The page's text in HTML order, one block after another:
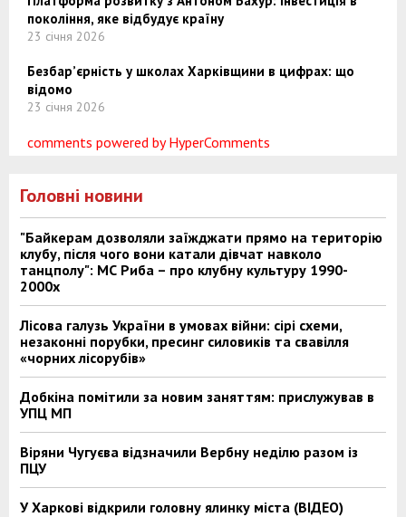
покоління, яке відбудує країну
23 січня 2026
Безбар’єрність у школах Харківщини в цифрах: що
відомо
23 січня 2026
comments powered by HyperComments
Головні новини
"Байкерам дозволяли заїжджати прямо на територію
клубу, після чого вони катали дівчат навколо
танцполу": МС Риба – про клубну культуру 1990-
2000х
Лісова галузь України в умовах війни: сірі схеми,
незаконні порубки, пресинг силовиків та свавілля
«чорних лісорубів»
Добкіна помітили за новим заняттям: прислужував в
УПЦ МП
Віряни Чугуєва відзначили Вербну неділю разом із
ПЦУ
У Харкові відкрили головну ялинку міста (ВІДЕО)